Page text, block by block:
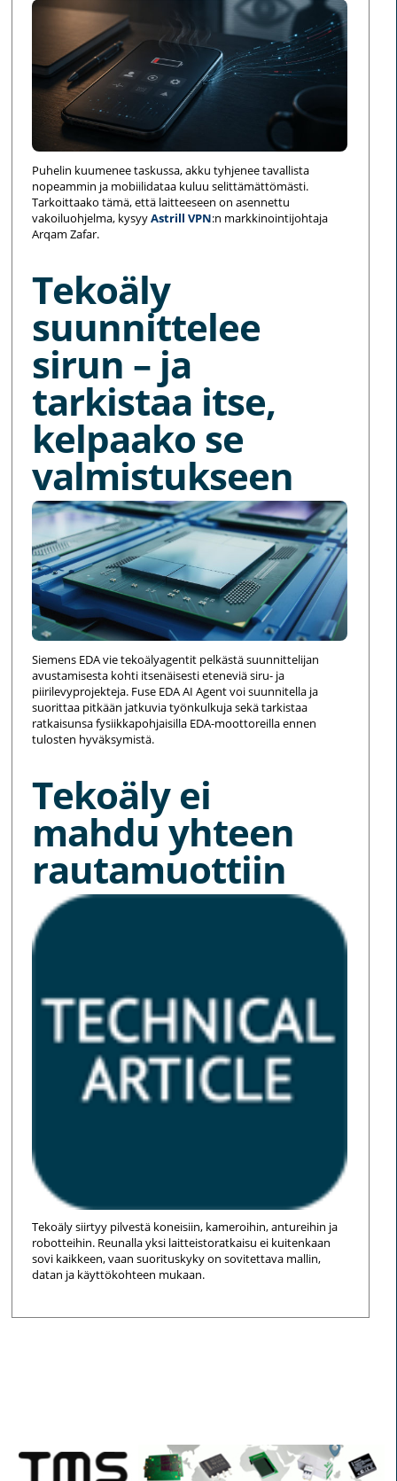
Puhelin kuumenee taskussa, akku tyhjenee tavallista
nopeammin ja mobiilidataa kuluu selittämättömästi.
Tarkoittaako tämä, että laitteeseen on asennettu
vakoiluohjelma, kysyyAstrill VPN:n markkinointijohtaja
Arqam Zafar.
Tekoäly
suunnittelee
sirun – ja
tarkistaa itse,
kelpaako se
valmistukseen
Siemens EDA vie tekoälyagentit pelkästä suunnittelijan
avustamisesta kohti itsenäisesti eteneviä siru- ja
piirilevyprojekteja. Fuse EDA AI Agent voi suunnitella ja
suorittaa pitkään jatkuvia työnkulkuja sekä tarkistaa
ratkaisunsa fysiikkapohjaisilla EDA-moottoreilla ennen
tulosten hyväksymistä.
Tekoäly ei
mahdu yhteen
rautamuottiin
Tekoäly siirtyy pilvestä koneisiin, kameroihin, antureihin ja
robotteihin. Reunalla yksi laitteistoratkaisu ei kuitenkaan
sovi kaikkeen, vaan suorituskyky on sovitettava mallin,
datan ja käyttökohteen mukaan.